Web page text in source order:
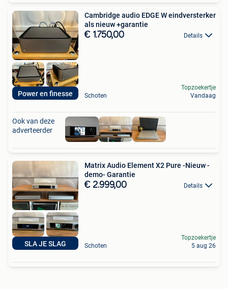
Power en finesse
Cambridge audio EDGE W eindversterker
als nieuw +garantie
€ 1.750,00 Details
Schoten
Topzoekertje
Vandaag
Ook van deze
adverteerder
SLA JE SLAG
Matrix Audio Element X2 Pure -Nieuw -
demo- Garantie
€ 2.999,00 Details
Schoten
Topzoekertje
5 aug 26